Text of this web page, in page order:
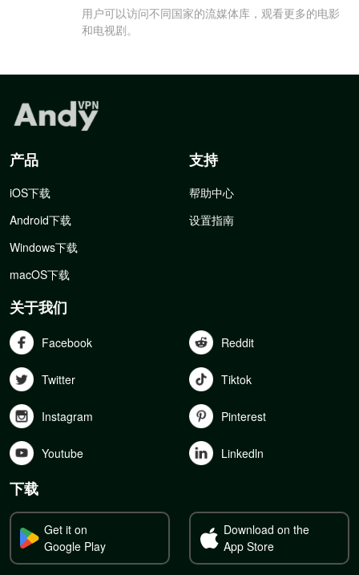
用户可以访问不同国家的流媒体库，观看更多的电影
和电视剧。
产品
iOS下载
Android下载
Windows下载
macOS下载
支持
帮助中心
设置指南
关于我们
Facebook Reddit
Twitter Tiktok
Instagram Pinterest
Youtube Linkedln
下载
Get it on
Google Play
Download on the
App Store